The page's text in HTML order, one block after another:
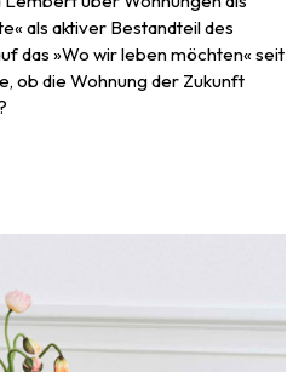
als aktiver Bestandteil des
das »Wo wir leben möchten« seit
ob die Wohnung der Zukunft